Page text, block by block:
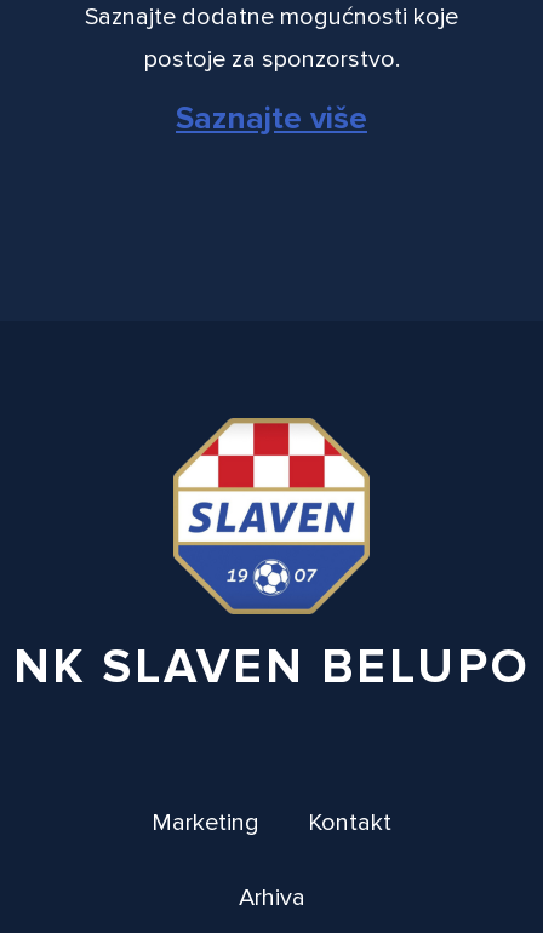
Saznajte dodatne mogućnosti koje
postoje za sponzorstvo.
Saznajte više
NK SLAVEN BELUPO
Marketing Kontakt
Arhiva